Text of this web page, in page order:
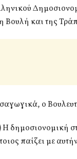
Βουλή και της
ο
Η δημοσιονομική
παίζει με